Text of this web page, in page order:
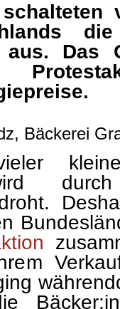
aus. Das
Bäckerei